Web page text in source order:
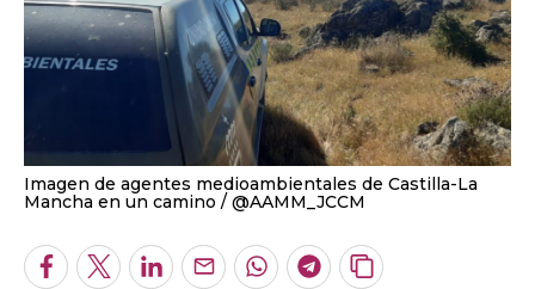
Imagen de agentes medioambientales de Castilla-La
Mancha en un camino
@AAMM_JCCM
Facebook
TwitterLinkedInEnviarWhatsapp
Telegram
Copiar